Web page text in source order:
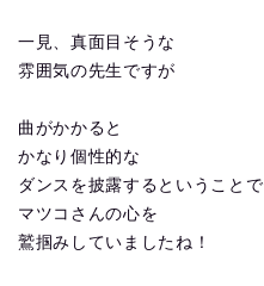
一見、真面目そうな
雰囲気の先生ですが
曲がかかると
かなり個性的な
ダンスを披露するということで
マツコさんの心を
鷲掴みしていましたね！